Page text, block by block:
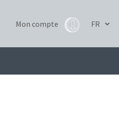
Mon compte